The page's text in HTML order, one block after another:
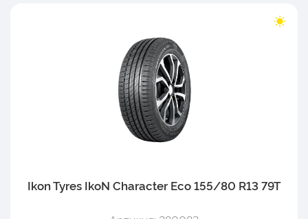
Ikon Tyres IkoN Character Eco 155/80 R13 79T